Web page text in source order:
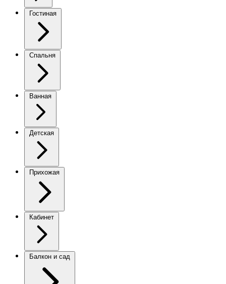
Гостиная
Спальня
Ванная
Детская
Прихожая
Кабинет
Балкон и сад